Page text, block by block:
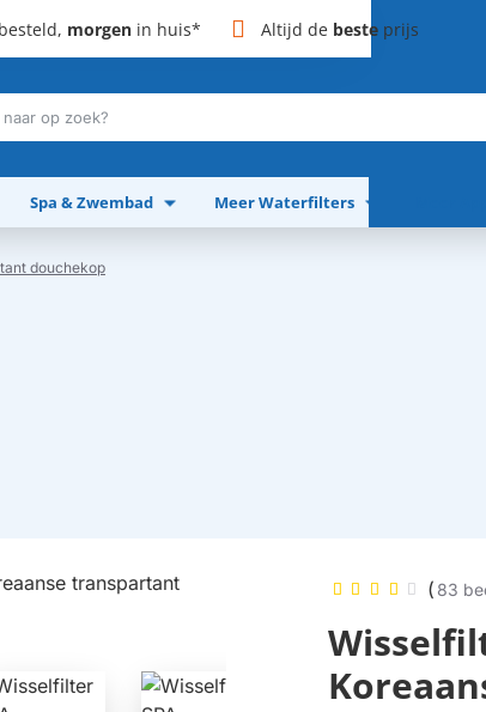
besteld, morgen in huis* Altijd de beste prijs
Spa & Zwembad Meer Waterfilters
douchekop
( 83